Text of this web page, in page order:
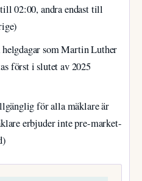
02:00, andra endast till
som Martin Luther
först i slutet av 2025
för alla mäklare är
erbjuder inte pre-market-